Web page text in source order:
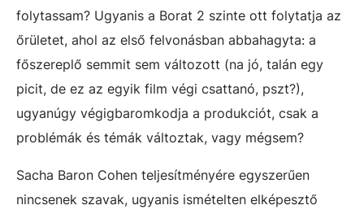
folytassam? Ugyanis a Borat 2 szinte ott folytatja az
őrületet, ahol az első felvonásban abbahagyta: a
főszereplő semmit sem változott (na jó, talán egy
picit, de ez az egyik film végi csattanó, pszt?),
ugyanúgy végigbaromkodja a produkciót, csak a
problémák és témák változtak, vagy mégsem?
Sacha Baron Cohen teljesítményére egyszerűen
nincsenek szavak, ugyanis ismételten elképesztő